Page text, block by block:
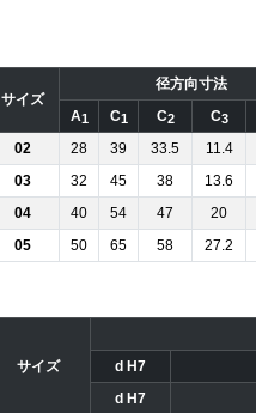
サイズ
径方向寸法
A1 C1 C2 C3
02
28 39 33.5 11.4
03
32 45 38 13.6
04
40 54 47 20
05
50 65 58 27.2
サイズ
d H7
d H7